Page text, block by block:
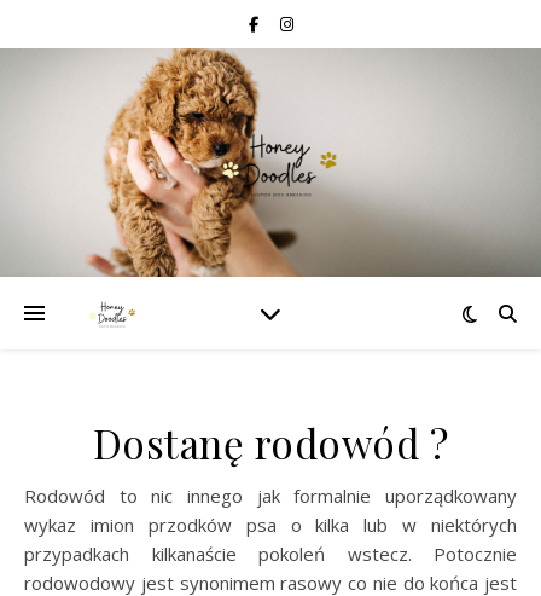
Dostanę rodowód ?
Rodowód to nic innego jak formalnie uporządkowany
wykaz imion przodków psa o kilka lub w niektórych
przypadkach kilkanaście pokoleń wstecz. Potocznie
rodowodowy jest synonimem rasowy co nie do końca jest